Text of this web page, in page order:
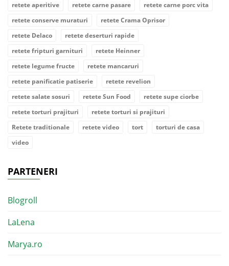
retete aperitive
retete carne pasare
retete carne porc vita
retete conserve muraturi
retete Crama Oprisor
retete Delaco
retete deserturi rapide
retete fripturi garnituri
retete Heinner
retete legume fructe
retete mancaruri
retete panificatie patiserie
retete revelion
retete salate sosuri
retete Sun Food
retete supe ciorbe
retete torturi prajituri
retete torturi si prajituri
Retete traditionale
retete video tort
torturi de casa
video
PARTENERI
Blogroll
LaLena
Marya.ro